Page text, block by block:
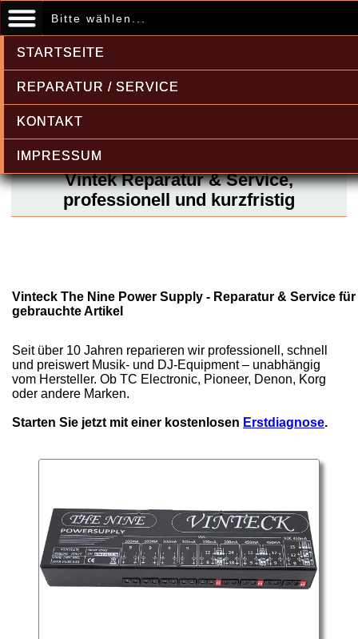
Bitte wählen...
STARTSEITE
REPARATUR / SERVICE
KONTAKT
IMPRESSUM
Vintek Reparatur & Service,
professionell und kurzfristig
Vinteck The Nine Power Supply - Reparatur & Service für
gebrauchte Artikel
Seit über 10 Jahren reparieren wir professionell, schnell
und preiswert Musik- und DJ-Equipment – unabhängig
vom Hersteller. Ob TC Electronic, Pioneer, Denon, Korg
oder andere Marken.
Starten Sie jetzt mit einer kostenlosen Erstdiagnose.